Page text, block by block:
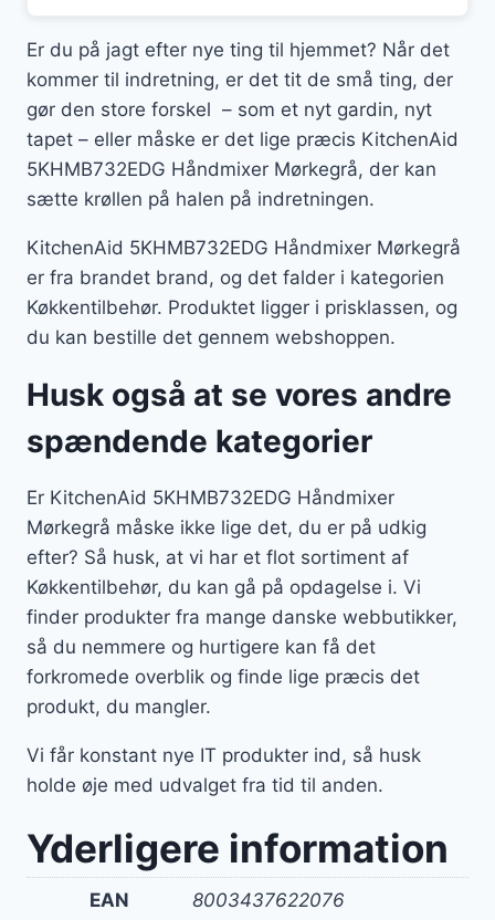
Er du på jagt efter nye ting til hjemmet? Når det
kommer til indretning, er det tit de små ting, der
gør den store forskel – som et nyt gardin, nyt
tapet – eller måske er det lige præcis KitchenAid
5KHMB732EDG Håndmixer Mørkegrå, der kan
sætte krøllen på halen på indretningen.
KitchenAid 5KHMB732EDG Håndmixer Mørkegrå
er fra brandet brand, og det falder i kategorien
Køkkentilbehør. Produktet ligger i prisklassen, og
du kan bestille det gennem webshoppen.
Husk også at se vores andre
spændende kategorier
Er KitchenAid 5KHMB732EDG Håndmixer
Mørkegrå måske ikke lige det, du er på udkig
efter? Så husk, at vi har et flot sortiment af
Køkkentilbehør, du kan gå på opdagelse i. Vi
finder produkter fra mange danske webbutikker,
så du nemmere og hurtigere kan få det
forkromede overblik og finde lige præcis det
produkt, du mangler.
Vi får konstant nye IT produkter ind, så husk
holde øje med udvalget fra tid til anden.
Yderligere information
EAN 8003437622076